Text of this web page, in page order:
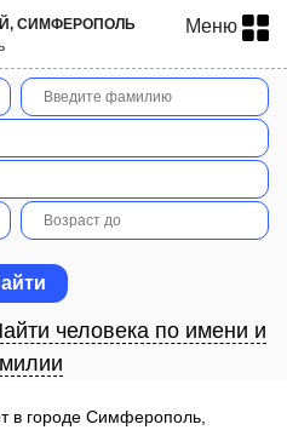
СИМФЕРОПОЛЬ
Меню
человека по имени и
в городе Симферополь,